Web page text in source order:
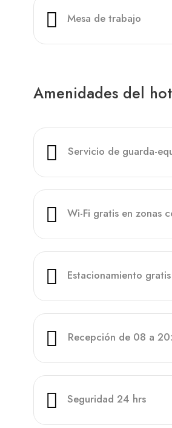
Mesa de trabajo
Amenidades del
Servicio de guarda-
Wi-Fi gratis en zonas
Estacionamiento gratis
Recepción de 08 a
Seguridad 24 hrs